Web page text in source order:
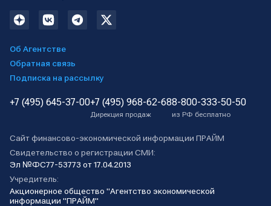
Об Агентстве
Обратная связь
Подписка на рассылку
+7 (495) 645-37-00+7 (495) 968-62-68
Дирекция продаж
8-800-333-50-50
из РФ бесплатно
Сайт финансово-экономической информации ПРАЙМ
Свидетельство о регистрации СМИ:
Эл №ФС77-53773 от 17.04.2013
Учредитель:
Акционерное общество "Агентство экономической
информации "ПРАЙМ"